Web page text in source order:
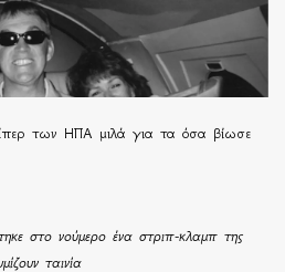
των ΗΠΑ μιλά για τα όσα βίωσε
στο νούμερο ένα στριπ-κλαμπ της
ταινία